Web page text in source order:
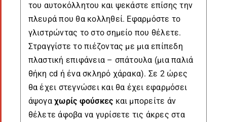
του αυτοκόλλητου και ψεκάστε επίσης την
πλευρά που θα κολληθεί. Εφαρμόστε το
γλιστρώντας το στο σημείο που θέλετε.
Στραγγίστε το πιέζοντας με μια επίπεδη
πλαστική επιφάνεια – σπάτουλα (μια παλιά
θήκη cd ή ένα σκληρό χάρακα). Σε 2 ώρες
θα έχει στεγνώσει και θα έχει εφαρμόσει
άψογαχωρίς φούσκες και μπορείτε άν
θέλετε άφοβα να γυρίσετε τις άκρες στα